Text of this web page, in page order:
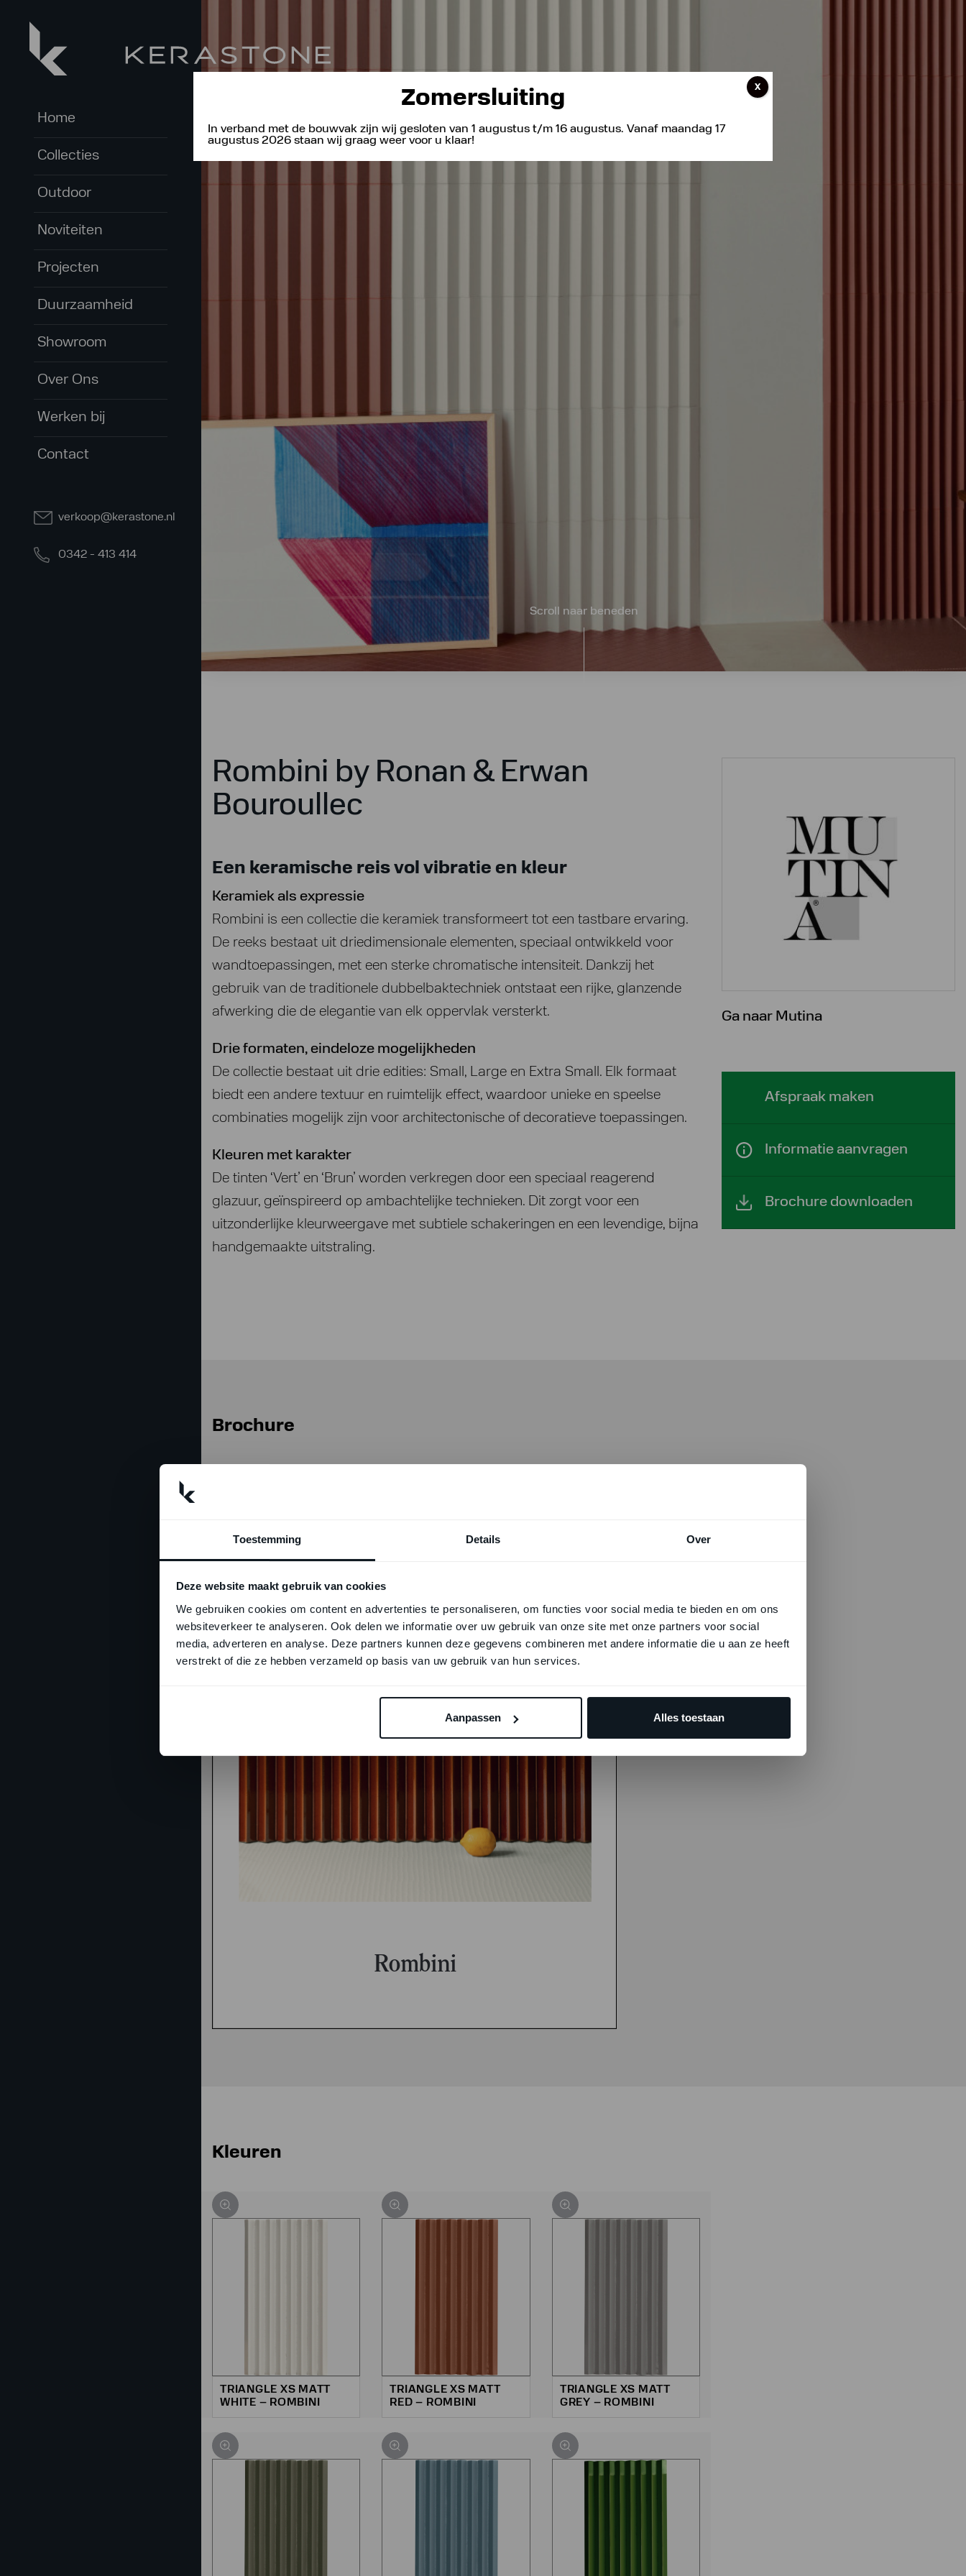
Toestemming Details Over
Deze website maakt gebruik van cookies
We gebruiken cookies om content en advertenties te personaliseren, om functies voor social media te bieden en om ons
websiteverkeer te analyseren. Ook delen we informatie over uw gebruik van onze site met onze partners voor social
media, adverteren en analyse. Deze partners kunnen deze gegevens combineren met andere informatie die u aan ze heeft
verstrekt of die ze hebben verzameld op basis van uw gebruik van hun services.
Aanpassen Alles toestaan
Home
Collecties
Outdoor
Noviteiten
Projecten
Duurzaamheid
Showroom
Over Ons
Werken bij
Contact
verkoop@kerastone.nl
0342 - 413 414
Scroll naar beneden
Rombini by Ronan & Erwan
Bouroullec
Een keramische reis vol vibratie en kleur
Keramiek als expressie
Rombini is een collectie die keramiek transformeert tot een tastbare ervaring.
De reeks bestaat uit driedimensionale elementen, speciaal ontwikkeld voor
wandtoepassingen, met een sterke chromatische intensiteit. Dankzij het
gebruik van de traditionele dubbelbaktechniek ontstaat een rijke, glanzende
afwerking die de elegantie van elk oppervlak versterkt.
Drie formaten, eindeloze mogelijkheden
De collectie bestaat uit drie edities: Small, Large en Extra Small. Elk formaat
biedt een andere textuur en ruimtelijk effect, waardoor unieke en speelse
combinaties mogelijk zijn voor architectonische of decoratieve toepassingen.
Kleuren met karakter
De tinten ‘Vert’ en ‘Brun’ worden verkregen door een speciaal reagerend
glazuur, geïnspireerd op ambachtelijke technieken. Dit zorgt voor een
uitzonderlijke kleurweergave met subtiele schakeringen en een levendige, bijna
handgemaakte uitstraling.
Brochure
Kleuren
TRIANGLE XS MATT
WHITE – ROMBINI
TRIANGLE XS MATT
RED – ROMBINI
TRIANGLE XS MATT
GREY – ROMBINI
Ga naar Mutina
Afspraak maken
Informatie aanvragen
Brochure downloaden
Zomersluiting
In verband met de bouwvak zijn wij gesloten van 1 augustus t/m 16 augustus. Vanaf maandag 17
augustus 2026 staan wij graag weer voor u klaar!
X